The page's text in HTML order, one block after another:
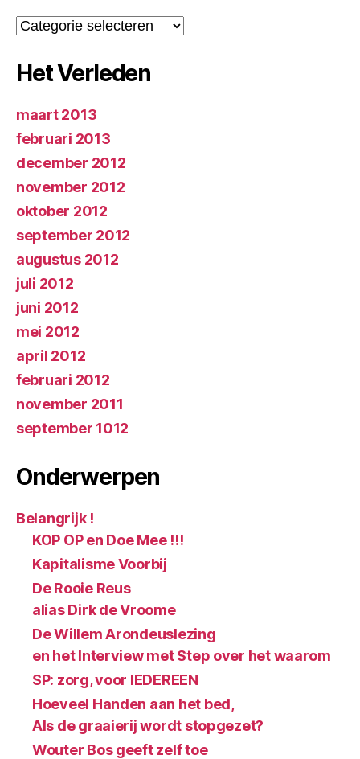
Categorisch
Het Verleden
maart 2013
februari 2013
december 2012
november 2012
oktober 2012
september 2012
augustus 2012
juli 2012
juni 2012
mei 2012
april 2012
februari 2012
november 2011
september 1012
Onderwerpen
Belangrijk !
KOP OP en Doe Mee !!!
Kapitalisme Voorbij
De Rooie Reus
alias Dirk de Vroome
De Willem Arondeuslezing
en het Interview met Step over het waarom
SP: zorg, voor IEDEREEN
Hoeveel Handen aan het bed,
Als de graaierij wordt stopgezet?
Wouter Bos geeft zelf toe